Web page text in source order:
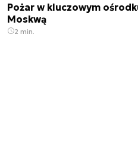
Pożar w kluczowym
Moskwą
2 min.